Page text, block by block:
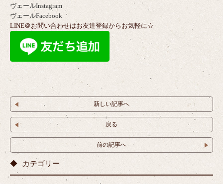
ヴェールInstagram
ヴェールFacebook
LINE＠お問い合わせはお友達登録からお気軽に☆
新しい記事へ
戻る
前の記事へ
カテゴリー